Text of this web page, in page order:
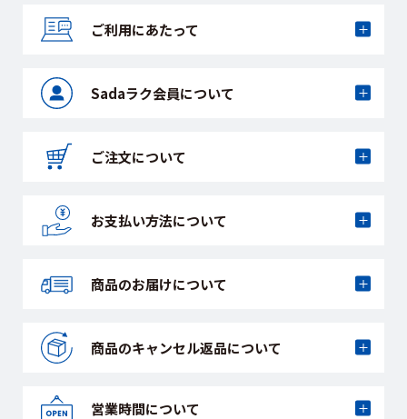
ご利用にあたって
Sadaラク会員について
ご注文について
お支払い方法について
商品のお届けについて
商品のキャンセル返品について
営業時間について